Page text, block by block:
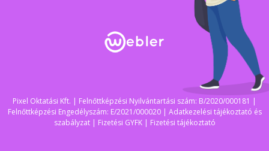
Pixel Oktatási Kft. | Felnőttképzési Nyilvántartási szám: B/2020/000181 |
Felnőttképzési Engedélyszám: E/2021/000020 | Adatkezelési tájékoztató és
szabályzat| Fizetési GYFK| Fizetési tájékoztató